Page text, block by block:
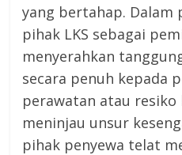
yang bertahap. Dalam
pihak LKS sebagai
menyerahkan
secara penuh kepada
perawatan atau resiko
meninjau unsur
pihak penyewa telat